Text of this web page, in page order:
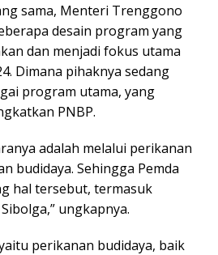
sama, Menteri Trenggono
desain program yang
dan menjadi fokus utama
Dimana pihaknya sedang
program utama, yang
PNBP.
adalah melalui perikanan
budidaya. Sehingga Pemda
hal tersebut, termasuk
ungkapnya.
perikanan budidaya, baik